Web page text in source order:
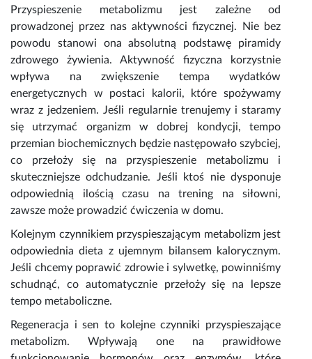
Przyspieszenie metabolizmu jest zależne od
prowadzonej przez nas aktywności fizycznej. Nie bez
powodu stanowi ona absolutną podstawę piramidy
zdrowego żywienia. Aktywność fizyczna korzystnie
wpływa na zwiększenie tempa wydatków
energetycznych w postaci kalorii, które spożywamy
wraz z jedzeniem. Jeśli regularnie trenujemy i staramy
się utrzymać organizm w dobrej kondycji, tempo
przemian biochemicznych będzie następowało szybciej,
co przełoży się na przyspieszenie metabolizmu i
skuteczniejsze odchudzanie. Jeśli ktoś nie dysponuje
odpowiednią ilością czasu na trening na siłowni,
zawsze może prowadzić ćwiczenia w domu.
Kolejnym czynnikiem przyspieszającym metabolizm jest
odpowiednia dieta z ujemnym bilansem kalorycznym.
Jeśli chcemy poprawić zdrowie i sylwetkę, powinniśmy
schudnąć, co automatycznie przełoży się na lepsze
tempo metaboliczne.
Regeneracja i sen to kolejne czynniki przyspieszające
metabolizm. Wpływają one na prawidłowe